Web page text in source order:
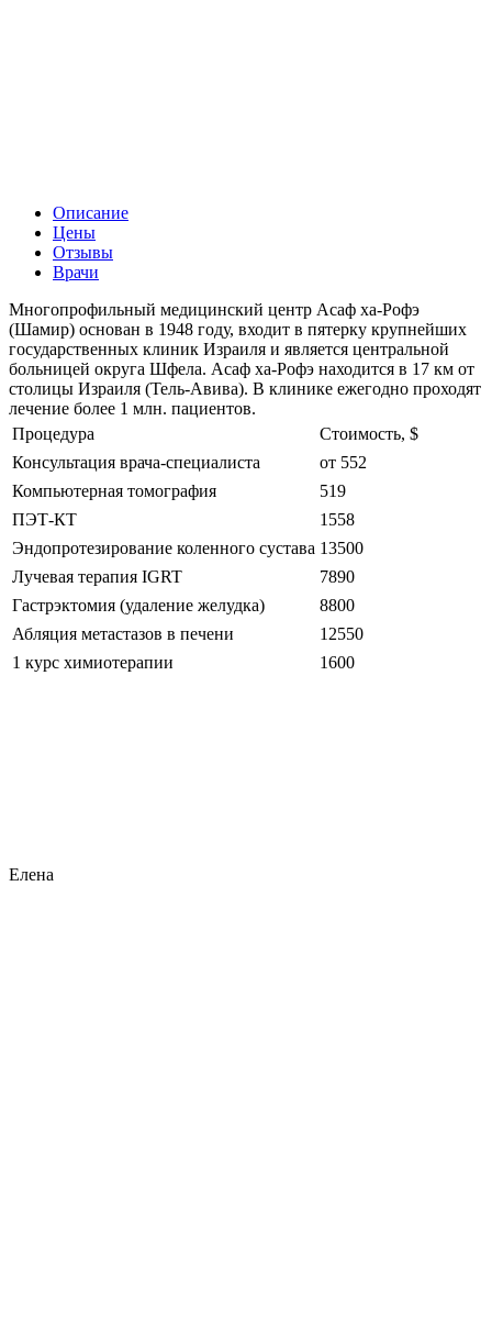
Описание
Цены
Отзывы
Врачи
Многопрофильный медицинский центр Асаф ха-Рофэ
(Шамир) основан в 1948 году, входит в пятерку крупнейших
государственных клиник Израиля и является центральной
больницей округа Шфела. Асаф ха-Рофэ находится в 17 км от
столицы Израиля (Тель-Авива). В клинике ежегодно проходят
лечение более 1 млн. пациентов.
Процедура
Стоимость, $
Консультация врача-специалиста
от 552
Компьютерная томография
519
ПЭТ-КТ
1558
Эндопротезирование коленного сустава 13500
Лучевая терапия IGRT
7890
Гастрэктомия (удаление желудка)
8800
Абляция метастазов в печени
12550
1 курс химиотерапии
1600
Елена